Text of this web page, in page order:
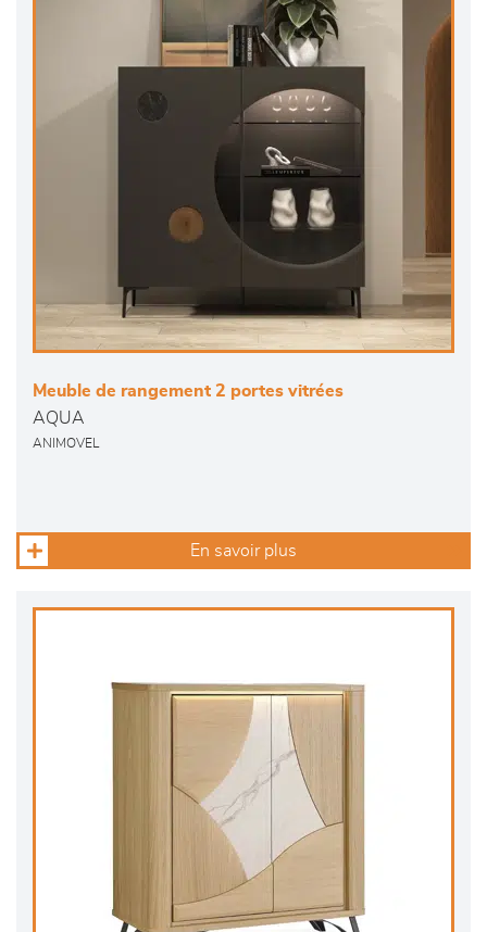
Meuble de rangement 2 portes vitrées
AQUA
ANIMOVEL
En savoir plus